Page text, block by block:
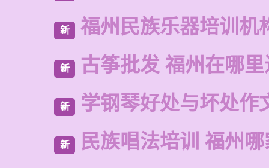
新 福州民族乐器培训机
新 古筝批发 福州在哪
新 学钢琴好处与坏处作
新 民族唱法培训 福州